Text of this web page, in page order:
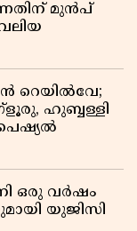
മുൻപ്
റെയിൽവേ;
ഹുബ്ബള്ളി
ഒരു വർഷം
യുജിസി